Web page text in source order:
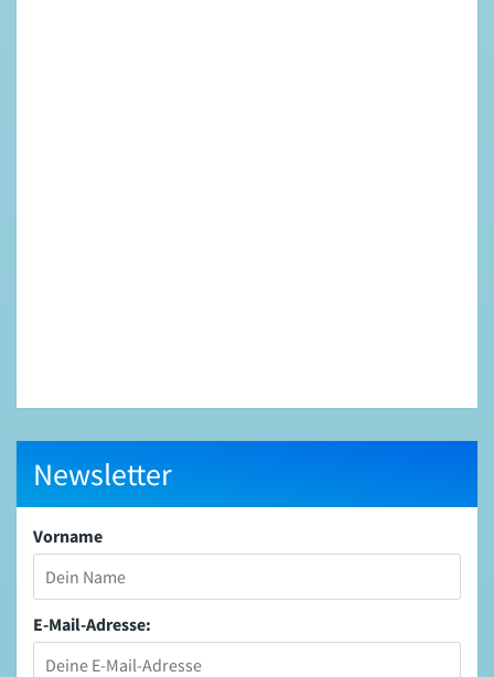
Newsletter
Vorname
E-Mail-Adresse: